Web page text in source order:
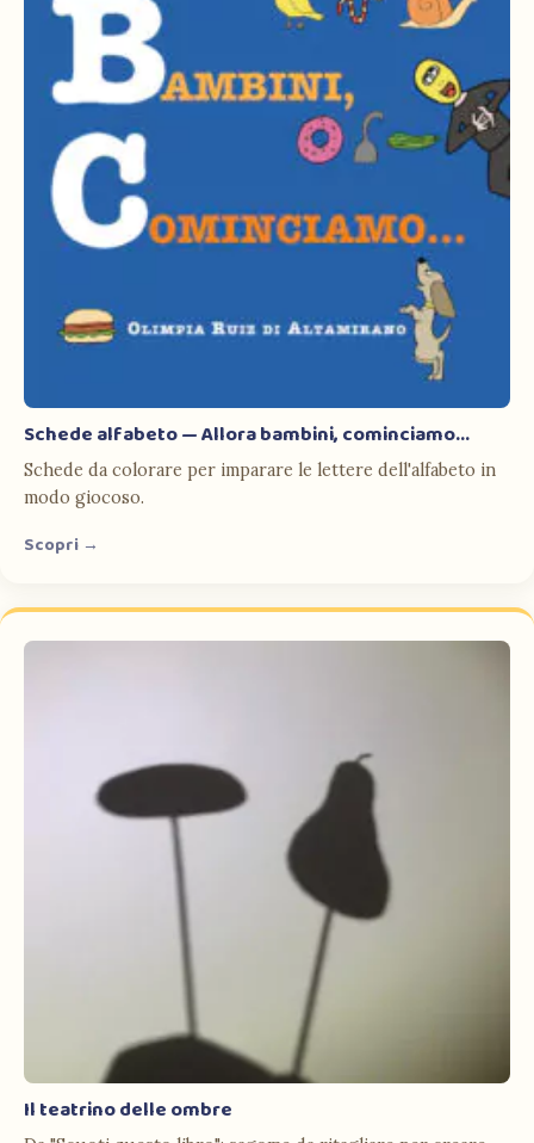
Schede alfabeto — Allora bambini, cominciamo…
Schede da colorare per imparare le lettere dell'alfabeto in
modo giocoso.
Scopri →
Il teatrino delle ombre